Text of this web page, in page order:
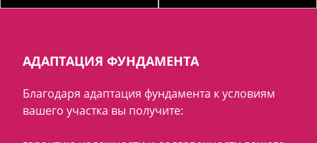
АДАПТАЦИЯ ФУНДАМЕНТА
Благодаря адаптация фундамента к условиям
вашего участка вы получите: